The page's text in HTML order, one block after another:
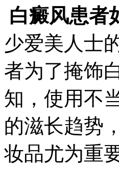
白癜风患者
少爱美人士
者为了掩饰
知，使用不
的滋长趋势
妆品尤为重